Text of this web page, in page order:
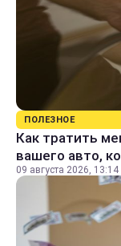
ПОЛЕЗНОЕ
Как тратить
вашего авто,
09 августа 2026, 13:14